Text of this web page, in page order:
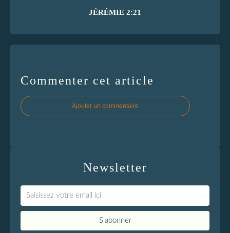
JÉRÉMIE 2:21
Commenter cet article
Ajouter un commentaire
Newsletter